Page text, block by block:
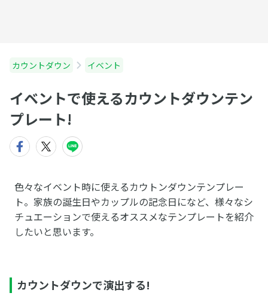
カウントダウン イベント
イベントで使えるカウントダウンテン
プレート!
色々なイベント時に使えるカウトンダウンテンプレー
ト。家族の誕生日やカップルの記念日になど、様々なシ
チュエーションで使えるオススメなテンプレートを紹介
したいと思います。
カウントダウンで演出する!